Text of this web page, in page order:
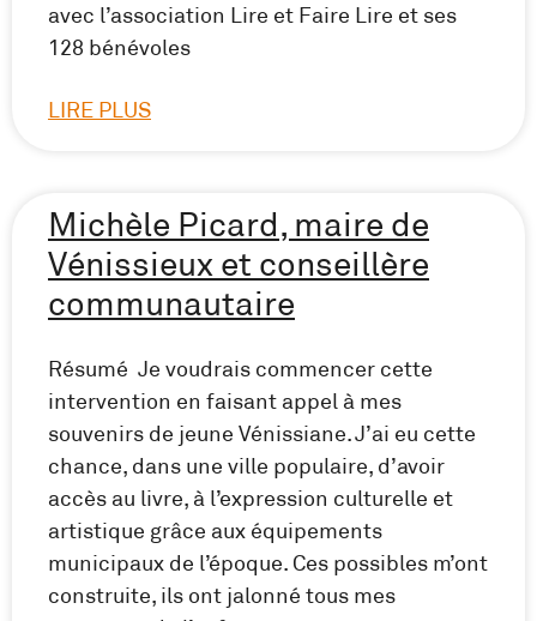
avec l’association Lire et Faire Lire et ses
128 bénévoles
LIRE PLUS
Michèle Picard, maire de
Vénissieux et conseillère
communautaire
Résumé Je voudrais commencer cette
intervention en faisant appel à mes
souvenirs de jeune Vénissiane. J’ai eu cette
chance, dans une ville populaire, d’avoir
accès au livre, à l’expression culturelle et
artistique grâce aux équipements
municipaux de l’époque. Ces possibles m’ont
construite, ils ont jalonné tous mes